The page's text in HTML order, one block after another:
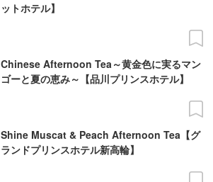
ットホテル】
Chinese Afternoon Tea～黄金色に実るマン
ゴーと夏の恵み～【品川プリンスホテル】
Shine Muscat & Peach Afternoon Tea【グ
ランドプリンスホテル新高輪】